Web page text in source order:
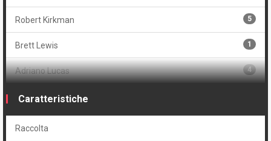
Robert Kirkman 5
Brett Lewis 1
Adriano Lucas 4
Shawn Martinbrough
Caratteristiche
Raccolta